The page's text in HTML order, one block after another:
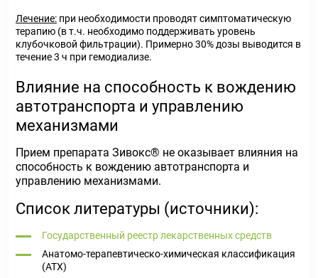
Лечение: при необходимости проводят симптоматическую
терапию (в т.ч. необходимо поддерживать уровень
клубочковой фильтрации). Примерно 30% дозы выводится в
течение 3 ч при гемодиализе.
Влияние на способность к вождению
автотранспорта и управлению
механизмами
Прием препарата Зивокс® не оказывает влияния на
способность к вождению автотранспорта и
управлению механизмами.
Список литературы (источники):
Государственный реестр лекарственных средств
Анатомо-терапевтическо-химическая классификация
(ATX)